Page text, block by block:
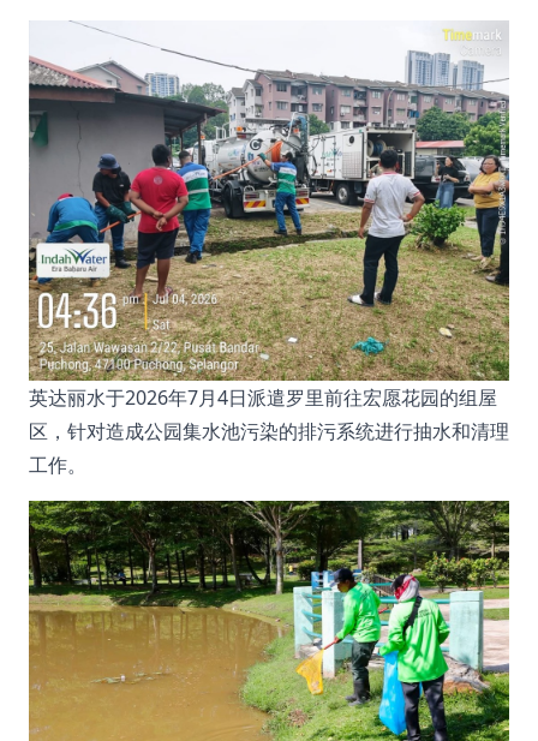
英达丽水于2026年7月4日派遣罗里前往宏愿花园的组屋
区，针对造成公园集水池污染的排污系统进行抽水和清理
工作。